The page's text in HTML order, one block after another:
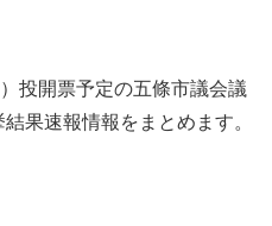
投開票予定の五條市議会議
果速報情報をまとめます。